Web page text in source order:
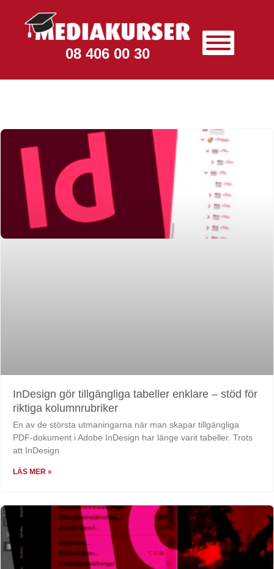
08 406 00 30
InDesign gör tillgängliga tabeller enklare – stöd för
riktiga kolumnrubriker
En av de största utmaningarna när man skapar tillgängliga
PDF-dokument i Adobe InDesign har länge varit tabeller. Trots
att InDesign
LÄS MER »